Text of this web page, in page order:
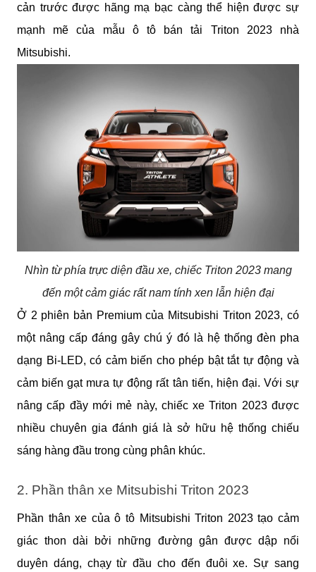
cản trước được hãng mạ bạc càng thể hiện được sự
mạnh mẽ của mẫu ô tô bán tải Triton 2023 nhà
Mitsubishi.
Nhìn từ phía trực diện đầu xe, chiếc Triton 2023 mang
đến một cảm giác rất nam tính xen lẫn hiện đại
Ở 2 phiên bản Premium của Mitsubishi Triton 2023, có
một nâng cấp đáng gây chú ý đó là hệ thống đèn pha
dạng Bi-LED, có cảm biến cho phép bật tắt tự động và
cảm biến gạt mưa tự động rất tân tiến, hiện đại. Với sự
nâng cấp đầy mới mẻ này, chiếc xe Triton 2023 được
nhiều chuyên gia đánh giá là sở hữu hệ thống chiếu
sáng hàng đầu trong cùng phân khúc.
2. Phần thân xe Mitsubishi Triton 2023
Phần thân xe của ô tô Mitsubishi Triton 2023 tạo cảm
giác thon dài bởi những đường gân được dập nổi
duyên dáng, chạy từ đầu cho đến đuôi xe. Sự sang